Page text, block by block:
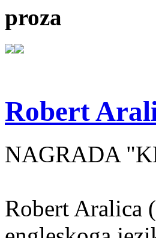
proza
Robert
NAGRADA
Robert Aralica